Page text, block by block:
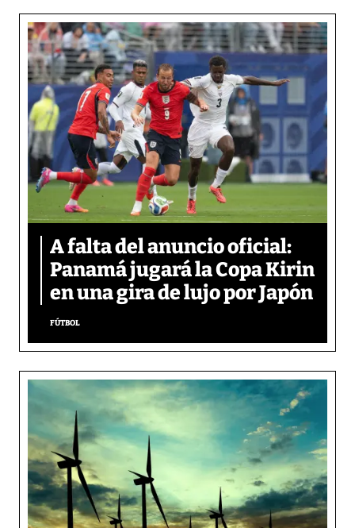
A falta del anuncio oficial:
Panamá jugará la Copa Kirin
en una gira de lujo por Japón
FÚTBOL